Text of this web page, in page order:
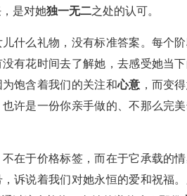
是对她独一无二之处的认可。
什么礼物，没有标准答案。每个
有花时间去了解她，去感受她当
饱含着我们的关注和心意 ，而变
许是一份你亲手做的、不那么完
在于价格标签，而在于它承载的
诉说着我们对她永恒的爱和祝福